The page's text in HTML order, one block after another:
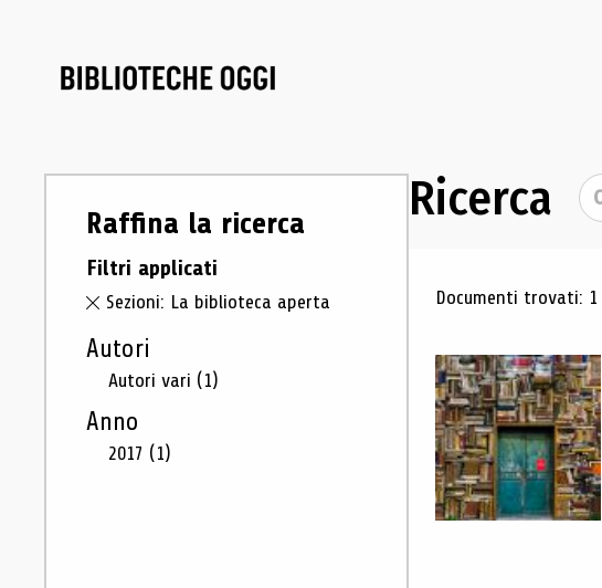
Raffina la ricerca
Filtri applicati
Sezioni: La biblioteca aperta
Autori
Autori vari (1)
Anno
2017 (1)
Ricerca
Risultati
Documenti trovati: 1